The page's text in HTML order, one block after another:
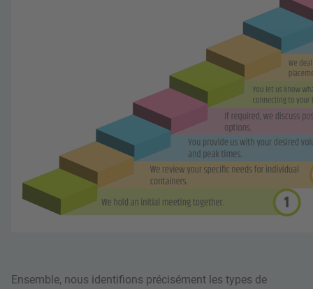
Ensemble, nous identifions précisément les types de